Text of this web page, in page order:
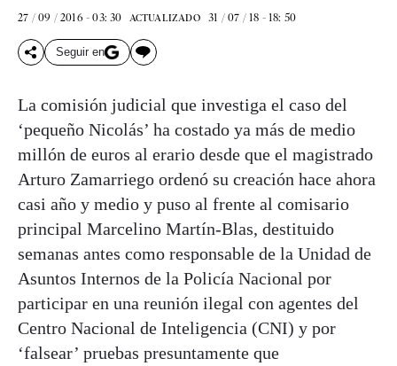
27 / 09 / 2016 - 03: 30 ACTUALIZADO 31 / 07 / 18 - 18: 50
Seguir en
La comisión judicial que investiga el caso del
‘pequeño Nicolás’ ha costado ya más de medio
millón de euros al erario desde que el magistrado
Arturo Zamarriego ordenó su creación hace ahora
casi año y medio y puso al frente al comisario
principal Marcelino Martín-Blas, destituido
semanas antes como responsable de la Unidad de
Asuntos Internos de la Policía Nacional por
participar en una reunión ilegal con agentes del
Centro Nacional de Inteligencia (CNI) y por
‘falsear’ pruebas presuntamente que